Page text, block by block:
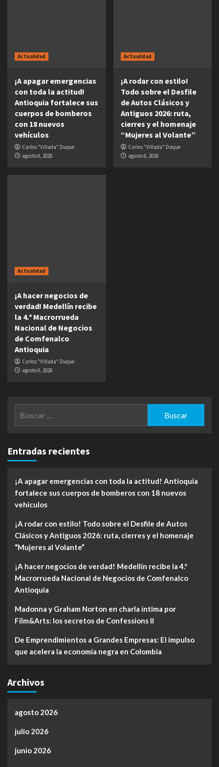
Actualidad
¡A apagar emergencias
con toda la actitud!
Antioquia fortalece sus
cuerpos de bomberos
con 18 nuevos
vehículos
Carlos "Villada" Duque
agosto 6, 2026
Actualidad
¡A rodar con estilo!
Todo sobre el Desfile
de Autos Clásicos y
Antiguos 2026: ruta,
cierres y el homenaje
“Mujeres al Volante”
Carlos "Villada" Duque
agosto 6, 2026
Actualidad
¡A hacer negocios de
verdad! Medellín recibe
la 4.ª Macrorrueda
Nacional de Negocios
de Comfenalco
Antioquia
Carlos "Villada" Duque
agosto 6, 2026
Entradas recientes
¡A apagar emergencias con toda la actitud! Antioquia
fortalece sus cuerpos de bomberos con 18 nuevos
vehículos
¡A rodar con estilo! Todo sobre el Desfile de Autos
Clásicos y Antiguos 2026: ruta, cierres y el homenaje
“Mujeres al Volante”
¡A hacer negocios de verdad! Medellín recibe la 4.ª
Macrorrueda Nacional de Negocios de Comfenalco
Antioquia
Madonna y Graham Norton en charla íntima por
Film&Arts: los secretos de Confessions II
De Emprendimientos a Grandes Empresas: El impulso
que acelera la economía negra en Colombia
Archivos
agosto 2026
julio 2026
junio 2026